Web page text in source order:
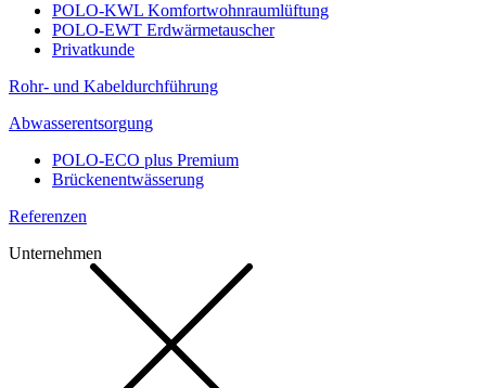
POLO-KWL Komfortwohnraumlüftung
POLO-EWT Erdwärmetauscher
Privatkunde
Rohr- und Kabeldurchführung
Abwasserentsorgung
POLO-ECO plus Premium
Brückenentwässerung
Referenzen
Unternehmen